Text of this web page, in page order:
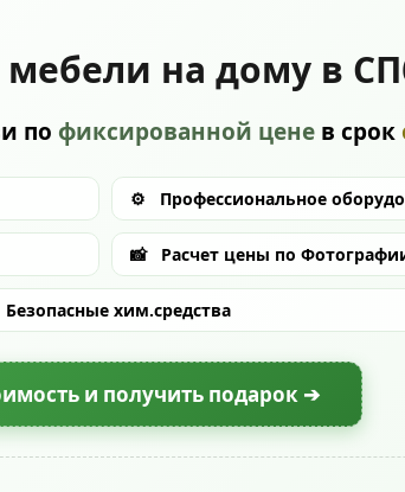
на дому в
по фиксированной цене в срок
⚙️ Профессиональное
📸 Расчет цены по
Безопасные хим.средства
и получить подарок ➔